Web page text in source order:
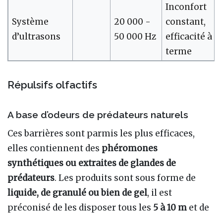
Système
d’ultrasons
20 000 -
50 000 Hz
Inconfort
constant,
efficacité à
terme
Répulsifs olfactifs
A base d’odeurs de prédateurs naturels
Ces barrières sont parmis les plus efficaces,
elles contiennent des phéromones
synthétiques ou extraites de glandes de
prédateurs. Les produits sont sous forme de
liquide, de granulé ou bien de gel, il est
préconisé de les disposer tous les 5 à 10 m et de